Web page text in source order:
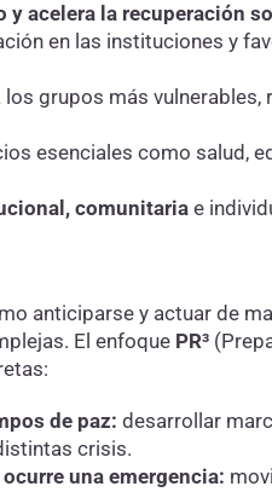
y acelera la recuperación
en las instituciones y
grupos más vulnerables,
esenciales como salud,
comunitariae
anticiparse y actuar de
El enfoque PR³
de paz: desarrollar
crisis.
una emergencia: